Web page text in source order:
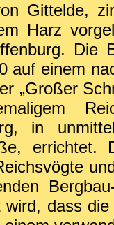
Gittelde,
Harz
Die
auf einem
„Großer
in
errichtet.
wird, dass